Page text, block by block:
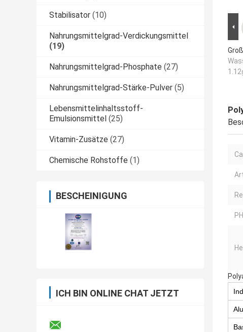
Stabilisator (10)
Nahrungsmittelgrad-Verdickungsmittel
(19)
Nahrungsmittelgrad-Phosphate (27)
Nahrungsmittelgrad-Stärke-Pulver (5)
Lebensmittelinhaltsstoff-
Emulsionsmittel (25)
Vitamin-Zusätze (27)
Chemische Rohstoffe (1)
BESCHEINIGUNG
ICH BIN ONLINE CHAT JETZT